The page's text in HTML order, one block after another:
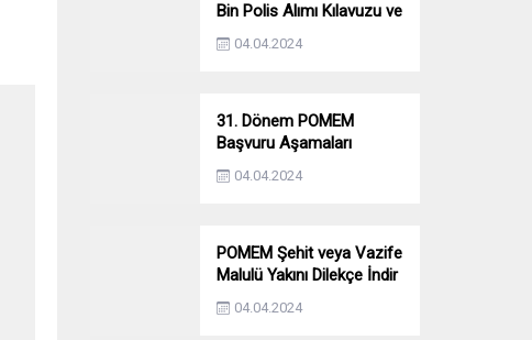
Bin Polis Alımı Kılavuzu ve
Başvuru Ekranı
04.04.2024
31. Dönem POMEM
Başvuru Aşamaları
Nelerdir? Ön Sağlık –
Parkur – Mülakat
04.04.2024
POMEM Şehit veya Vazife
Malulü Yakını Dilekçe İndir
04.04.2024